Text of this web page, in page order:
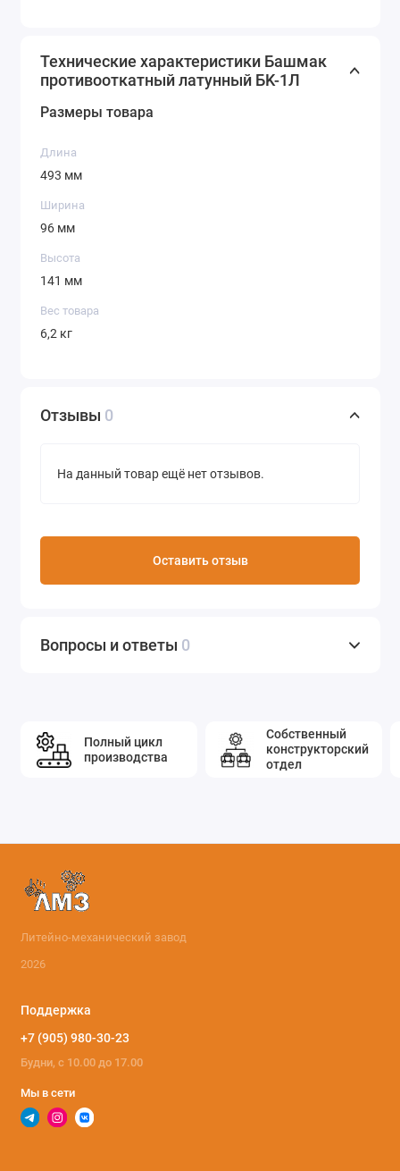
Технические характеристики Башмак
противооткатный латунный БK-1Л
Размеры товара
Длина
493 мм
Ширина
96 мм
Высота
141 мм
Вес товара
6,2 кг
Отзывы 0
На данный товар ещё нет отзывов.
Оставить отзыв
Вопросы и ответы 0
Полный цикл
производства
Собственный
конструкторский
отдел
Литейно-механический завод
2026
Поддержка
+7 (905) 980-30-23
Будни, с 10.00 до 17.00
Мы в сети